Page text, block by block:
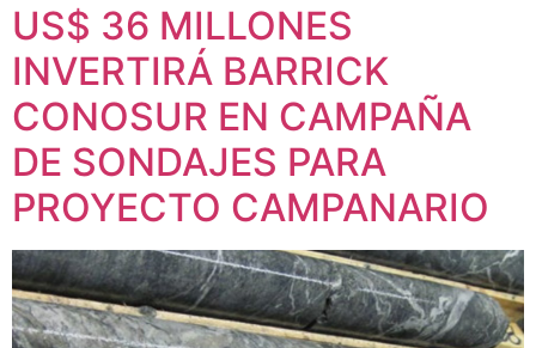
US$ 36 MILLONES
INVERTIRÁ BARRICK
CONOSUR EN CAMPAÑA
DE SONDAJES PARA
PROYECTO CAMPANARIO